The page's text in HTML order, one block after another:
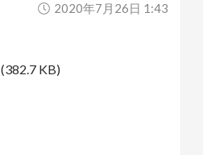
2020年7月26日 1:43
(382.7 KB)